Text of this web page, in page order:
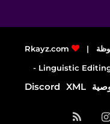
Rkayz.com
Linguistic Editing
XML
Discord
انستقرامملخص